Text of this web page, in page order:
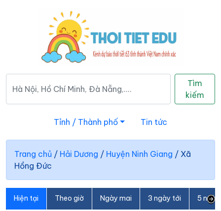
Tìm
kiếm
Tỉnh / Thành phố Tin tức
Trang chủ / Hải Dương / Huyện Ninh Giang / Xã
Hồng Đức
Hiện tại Theo giờ Ngày mai 3 ngày tới 5